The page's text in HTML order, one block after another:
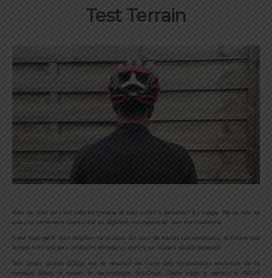
Test Terrain
Bon ok, tout ça c’est très technique et très subtil à percevoir à l’usage. Perso, moi ce
que j’ai carrément aimé c’est sa légèreté incroyable et son minimalisme.
Il est tout petit, tout mignon ce casque. En plus de toutes ces aérations, je trouve que
le look n’en est pas contraint et cela lui donne un aspect plutôt agressif.
Son poids plume (220g) est le résultat de l’une des innovations exclusive de la
marque Abus, à savoir la technologie ActiCage. Cette cage a permis à ABUS